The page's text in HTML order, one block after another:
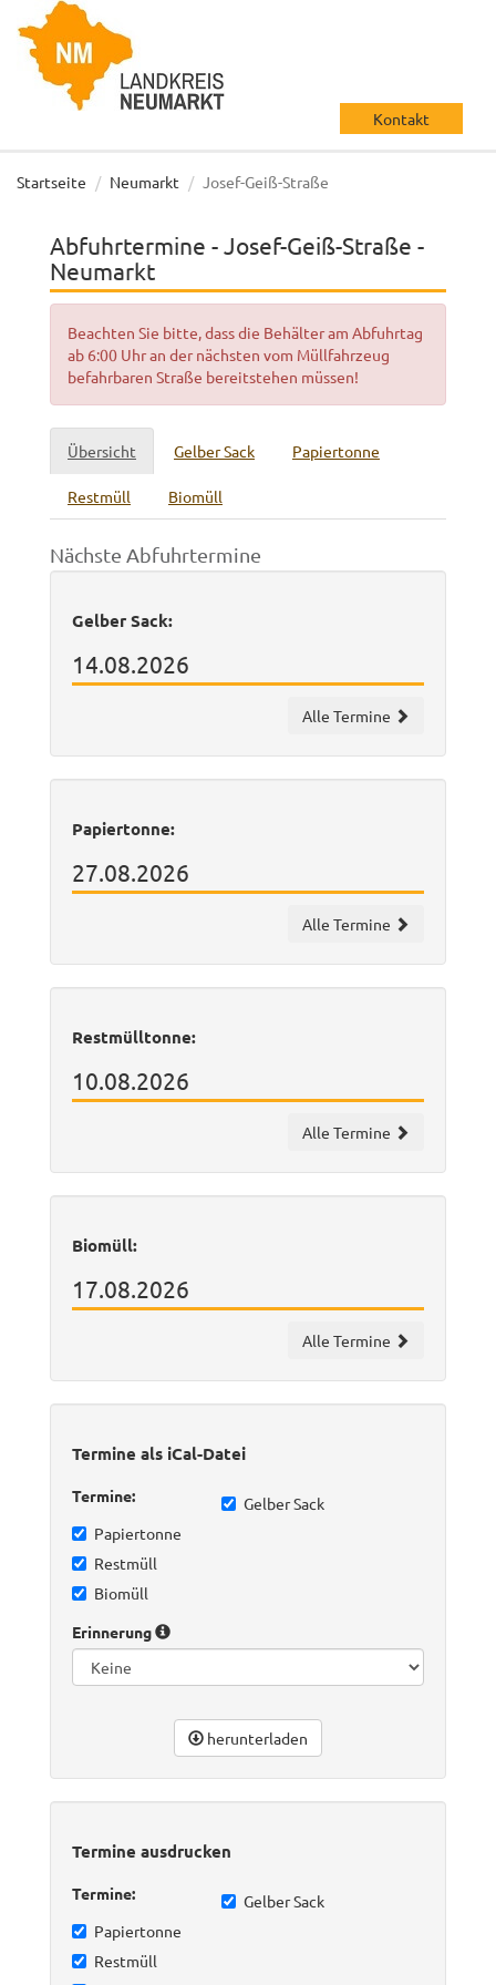
Kontakt
Startseite Neumarkt Josef-Geiß-Straße
Abfuhrtermine - Josef-Geiß-Straße -
Neumarkt
Beachten Sie bitte, dass die Behälter am Abfuhrtag
ab 6:00 Uhr an der nächsten vom Müllfahrzeug
befahrbaren Straße bereitstehen müssen!
Übersicht Gelber Sack Papiertonne
Restmüll Biomüll
Nächste Abfuhrtermine
Gelber Sack:
14.08.2026
Alle Termine
Papiertonne:
27.08.2026
Alle Termine
Restmülltonne:
10.08.2026
Alle Termine
Biomüll:
17.08.2026
Alle Termine
Termine als iCal-Datei
Termine:
Gelber Sack
Papiertonne
Restmüll
Biomüll
Erinnerung
herunterladen
Termine ausdrucken
Termine:
Gelber Sack
Papiertonne
Restmüll